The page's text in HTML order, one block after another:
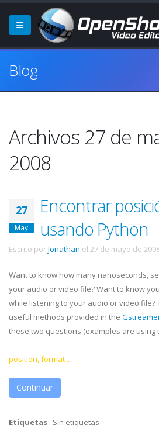
Blog
Archivos 27 de
2008
27
May
Encontrar
usando Python
Escrito porJonathan el 27 de mayo de
Want to know how many nanoseconds,
your audio or video file? Want to know
while listening to your audio or video file?
useful methods provided in the
these two questions (examples are using
position, format ...
Continuar
Etiquetas : Sin etiquetas